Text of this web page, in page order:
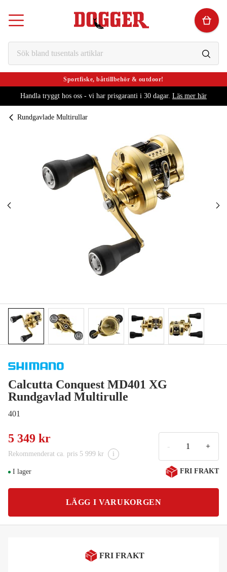
Sportfiske, båttillbehör & outdoor!
Handla tryggt hos oss - vi har prisgaranti i 30 dagar. Läs mer här
Rundgavlade Multirullar
Calcutta Conquest MD401 XG
Rundgavlad Multirulle
401
5 349 kr
Rekommenderat ca. pris 5 999 kr i
- +
I lager FRI FRAKT
LÄGG I VARUKORGEN
FRI FRAKT